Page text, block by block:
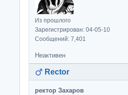
Из прошлого
Зарегистрирован: 04-05-10
Сообщений: 7,401
Неактивен
Rector
ректор Захаров